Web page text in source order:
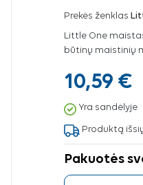
Prekės ženklas
Little One
būtinų maistinių
10,59 €
Yra sandėlyje
Produktą
Pakuotės